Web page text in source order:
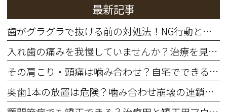
最新記事
歯がグラグラで抜ける前の対処法！NG行動と歯を残す治療法
入れ歯の痛みを我慢していませんか？治療を見直すサインと費用の目安
その肩こり・頭痛は噛み合わせ？自宅でできる簡単セルフチェック
奥歯1本の放置は危険？噛み合わせ崩壊の連鎖と治療費増大リスク